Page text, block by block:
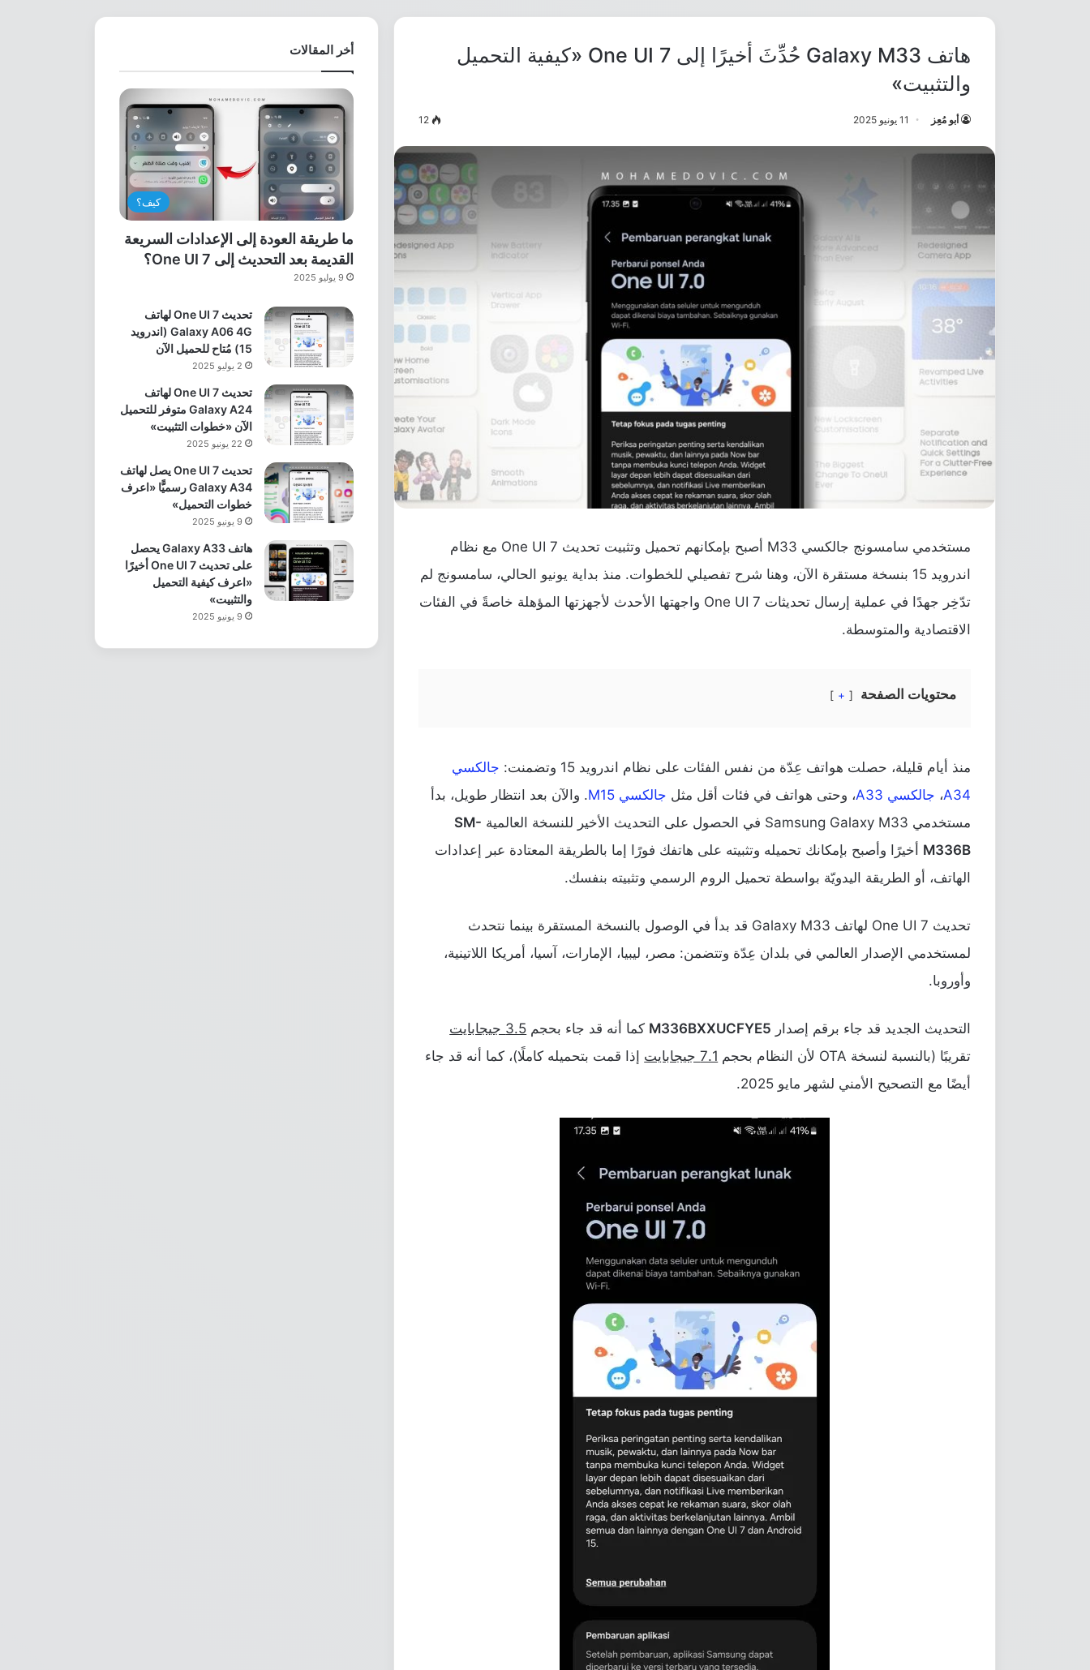
هاتف Galaxy M33 حُدِّثَ أخيرًا إلى One UI 7 «كيفية التحميل
والتثبيت»
أبو مُعِز 11 يونيو 2025 12
مستخدمي سامسونج جالكسي M33 أصبح بإمكانهم تحميل وتثبيت تحديث One UI 7 مع نظام
اندرويد 15 بنسخة مستقرة الآن، وهنا شرح تفصيلي للخطوات. منذ بداية يونيو الحالي، سامسونج لم
تدّخِر جهدًا في عملية إرسال تحديثات One UI 7 واجهتها الأحدث لأجهزتها المؤهلة خاصةً في الفئات
الاقتصادية والمتوسطة.
محتويات الصفحة +
منذ أيام قليلة، حصلت هواتف عِدّة من نفس الفئات على نظام اندرويد 15 وتضمنت:
جالكسي
A34، جالكسي A33 ، وحتى هواتف في فئات أقل مثل جالكسي M15
. والآن بعد انتظار طويل، بدأ
مستخدمي Samsung Galaxy M33 في الحصول على التحديث الأخير للنسخة العالمية
SM-
M336B أخيرًا وأصبح بإمكانك تحميله وتثبيته على هاتفك فورًا إما بالطريقة المعتادة عبر إعدادات
الهاتف، أو الطريقة اليدويّة بواسطة تحميل الروم الرسمي وتثبيته بنفسك.
تحديث One UI 7 لهاتف Galaxy M33 قد بدأ في الوصول بالنسخة المستقرة بينما نتحدث
لمستخدمي الإصدار العالمي في بلدان عِدّة وتتضمن: مصر، ليبيا، الإمارات، آسيا، أمريكا اللاتينية،
وأوروبا.
التحديث الجديد قد جاء برقم إصدار M336BXXUCFYE5 كما أنه قد جاء بحجم 3.5 جيجابايت
تقريبًا (بالنسبة لنسخة OTA لأن النظام بحجم
7.1 جيجابايت
إذا قمت بتحميله كاملًا)، كما أنه قد جاء
أيضًا مع التصحيح الأمني لشهر مايو 2025.
أخر المقالات
كيف؟
ما طريقة العودة إلى الإعدادات السريعة
القديمة بعد التحديث إلى One UI 7؟
9 يوليو 2025
تحديث One UI 7 لهاتف
Galaxy A06 4G (اندرويد
15) مُتاح للحميل الآن
2 يوليو 2025
تحديث One UI 7 لهاتف
Galaxy A24 متوفر للتحميل
الآن «خطوات التثبيت»
22 يونيو 2025
تحديث One UI 7 يصل لهاتف
Galaxy A34 رسميًّا «اعرف
خطوات التحميل»
9 يونيو 2025
هاتف Galaxy A33 يحصل
على تحديث One UI 7 أخيرًا
«اعرف كيفية التحميل
والتثبيت»
9 يونيو 2025